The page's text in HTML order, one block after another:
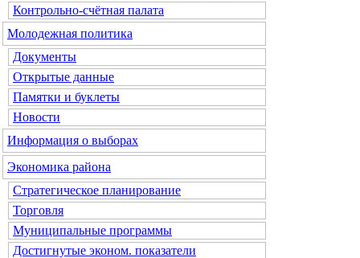
Контрольно-счётная палата
Молодежная политика
Документы
Открытые данные
Памятки и буклеты
Новости
Информация о выборах
Экономика района
Стратегическое планирование
Торговля
Муниципальные программы
Достигнутые эконом. показатели